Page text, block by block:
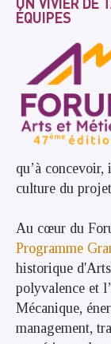
ÉQUIPES
qu’à
culture du
Au cœur du
Programme
historique
polyvalence et
Mécanique,
management,